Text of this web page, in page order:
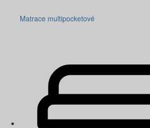
Matrace multipocketové